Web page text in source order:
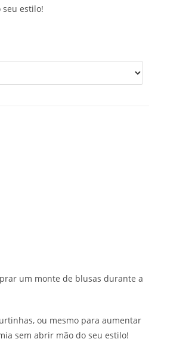
estilo!
um monte de blusas durante a
ou mesmo para aumentar
sem abrir mão do seu estilo!